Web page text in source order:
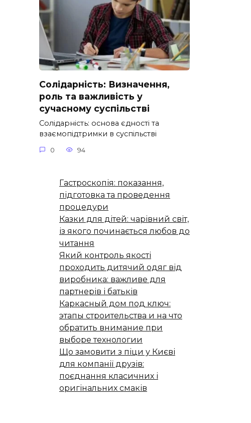
Солідарність: Визначення,
роль та важливість у
сучасному суспільстві
Солідарність: основа єдності та
взаємопідтримки в суспільстві
0 94
Гастроскопія: показання,
підготовка та проведення
процедури
Казки для дітей: чарівний світ,
із якого починається любов до
читання
Який контроль якості
проходить дитячий одяг від
виробника: важливе для
партнерів і батьків
Каркасный дом под ключ:
этапы строительства и на что
обратить внимание при
выборе технологии
Що замовити з піци у Києві
для компанії друзів:
поєднання класичних і
оригінальних смаків